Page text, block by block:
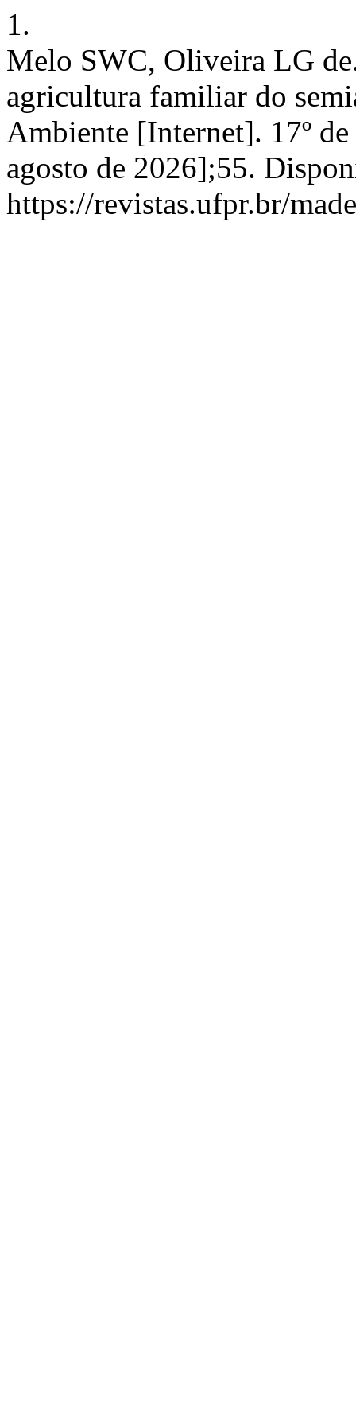
1.
Melo SWC, Oliveira LG
agricultura familiar do
Ambiente [Internet]. 17º
agosto de 2026];55.
https://revistas.ufpr.br/